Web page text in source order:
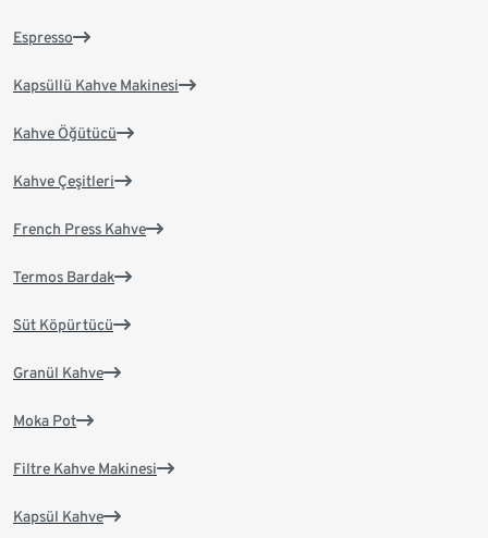
Espresso
Kapsüllü Kahve Makinesi
Kahve Öğütücü
Kahve Çeşitleri
French Press Kahve
Termos Bardak
Süt Köpürtücü
Granül Kahve
Moka Pot
Filtre Kahve Makinesi
Kapsül Kahve